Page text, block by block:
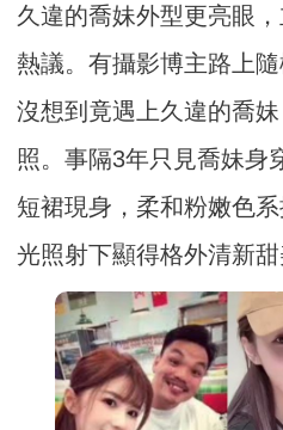
久違的喬妹外型更亮眼
熱議。有攝影博主路上
沒想到竟遇上久違的喬
照。事隔3年只見喬妹身
短裙現身，柔和粉嫩色
光照射下顯得格外清新甜